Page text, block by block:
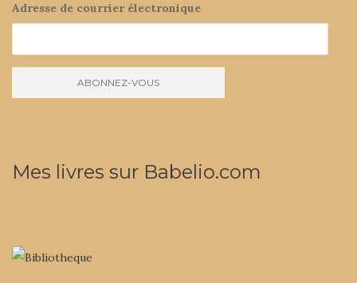
Adresse de courrier électronique
Mes livres sur Babelio.com